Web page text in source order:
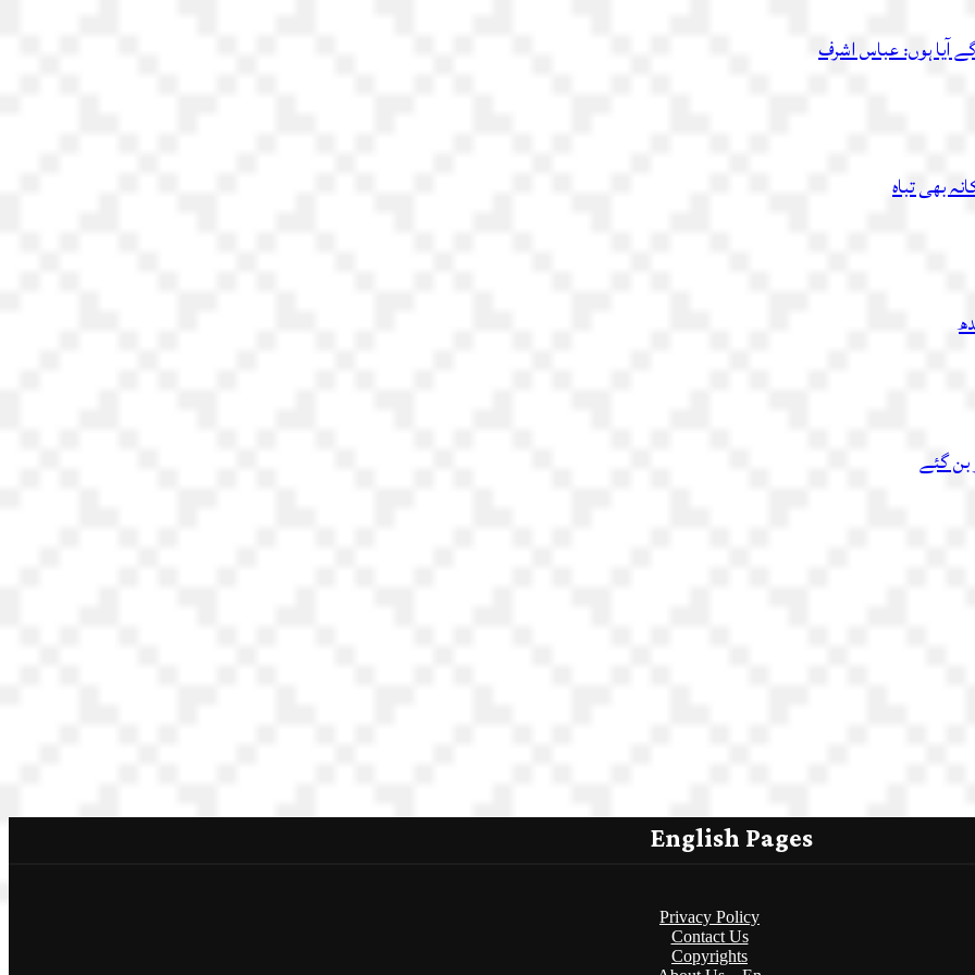
آیا ہوں: عباس اشرف
بن گئے
English Pages
Privacy Policy
Contact Us
Copyrights